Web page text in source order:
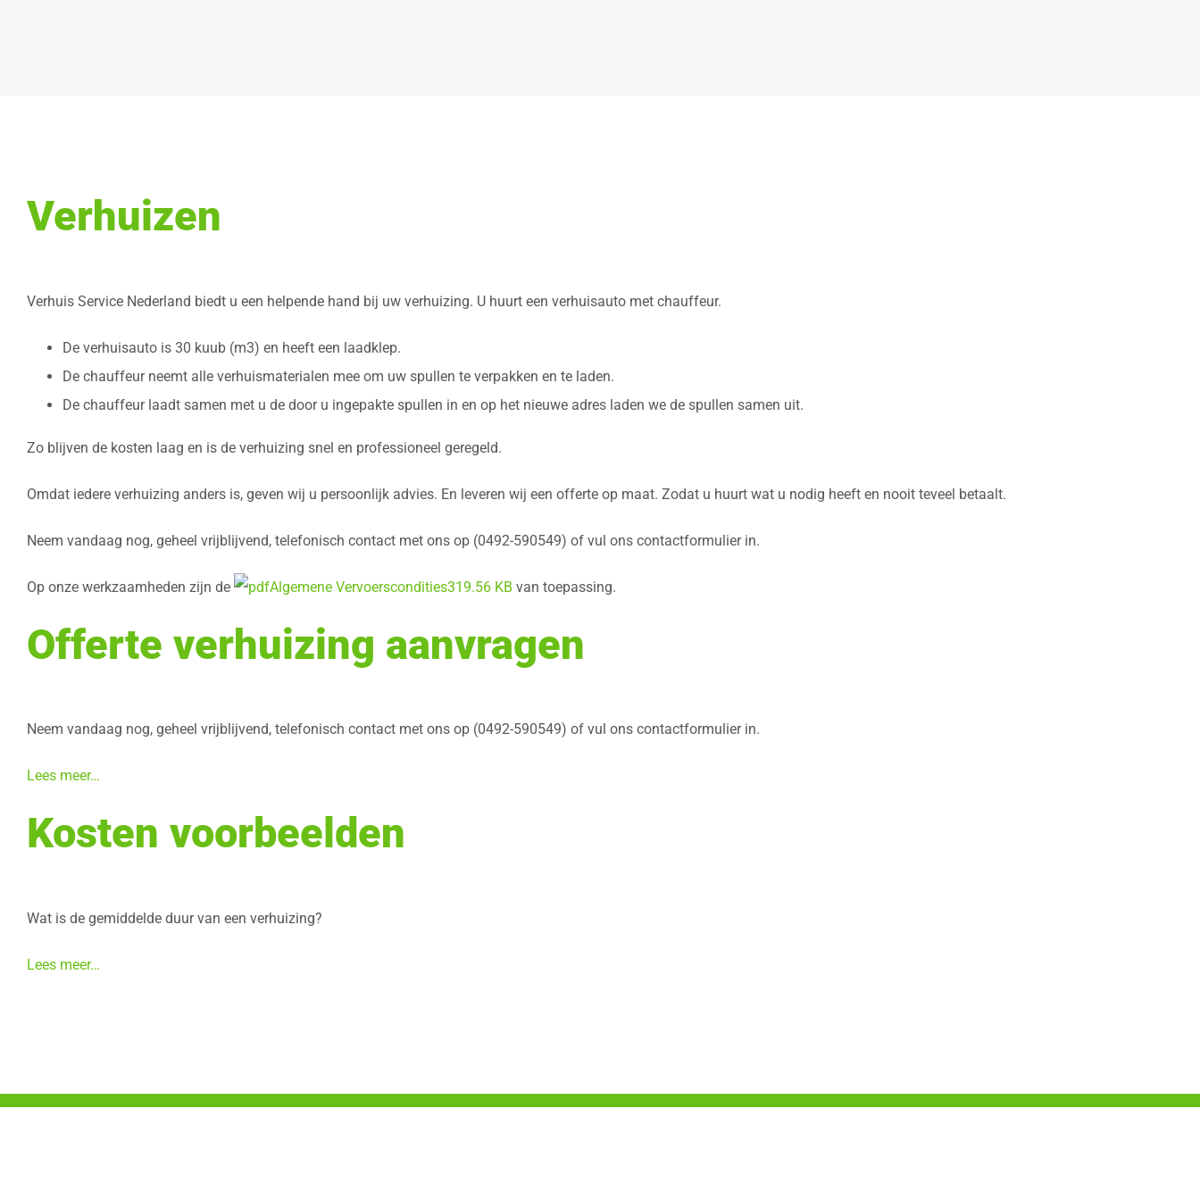
Verhuizen
Verhuis Service Nederland biedt u een helpende hand bij uw verhuizing. U huurt een verhuisauto met chauffeur.
De verhuisauto is 30 kuub (m3) en heeft een laadklep.
De chauffeur neemt alle verhuismaterialen mee om uw spullen te verpakken en te laden.
De chauffeur laadt samen met u de door u ingepakte spullen in en op het nieuwe adres laden we de spullen samen uit.
Zo blijven de kosten laag en is de verhuizing snel en professioneel geregeld.
Omdat iedere verhuizing anders is, geven wij u persoonlijk advies. En leveren wij een offerte op maat. Zodat u huurt wat u nodig heeft en nooit teveel betaalt.
Neem vandaag nog, geheel vrijblijvend, telefonisch contact met ons op (0492-590549) of vul ons contactformulier in.
Op onze werkzaamheden zijn de Algemene Vervoerscondities319.56 KB van toepassing.
Offerte verhuizing aanvragen
Neem vandaag nog, geheel vrijblijvend, telefonisch contact met ons op (0492-590549) of vul ons contactformulier in.
Lees meer…
Kosten voorbeelden
Wat is de gemiddelde duur van een verhuizing?
Lees meer…